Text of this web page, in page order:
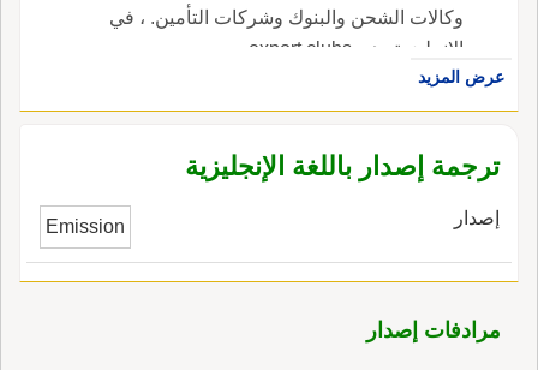
وكالات الشحن والبنوك وشركات التأمين. ، في
الإنجليزية، هي export clubs.
عرض المزيد
ترجمة إصدار باللغة الإنجليزية
إصدار Emission
مرادفات إصدار